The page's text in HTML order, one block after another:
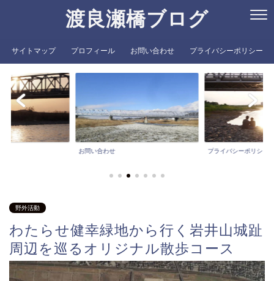
渡良瀬橋ブログ
サイトマップ プロフィール お問い合わせ プライバシーポリシー
お問い合わせ プライバシーポリシー
野外活動
わたらせ健幸緑地から行く岩井山城趾
周辺を巡るオリジナル散歩コース